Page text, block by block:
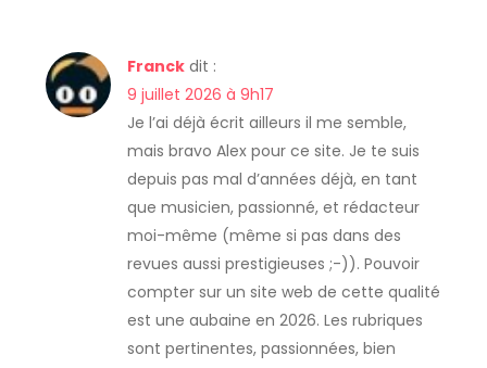
Franck dit :
9 juillet 2026 à 9h17
Je l’ai déjà écrit ailleurs il me semble,
mais bravo Alex pour ce site. Je te suis
depuis pas mal d’années déjà, en tant
que musicien, passionné, et rédacteur
moi-même (même si pas dans des
revues aussi prestigieuses ;-)). Pouvoir
compter sur un site web de cette qualité
est une aubaine en 2026. Les rubriques
sont pertinentes, passionnées, bien